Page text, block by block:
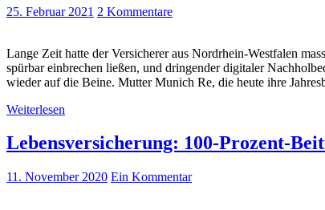
25. Februar 2021 2 Kommentare
Lange Zeit hatte der Versicherer aus Nordrhein-Westfalen
spürbar einbrechen ließen, und dringender digitaler
wieder auf die Beine. Mutter Munich Re, die heute ihre
Weiterlesen
Lebensversicherung: 100-Prozent-
11. November 2020 Ein Kommentar